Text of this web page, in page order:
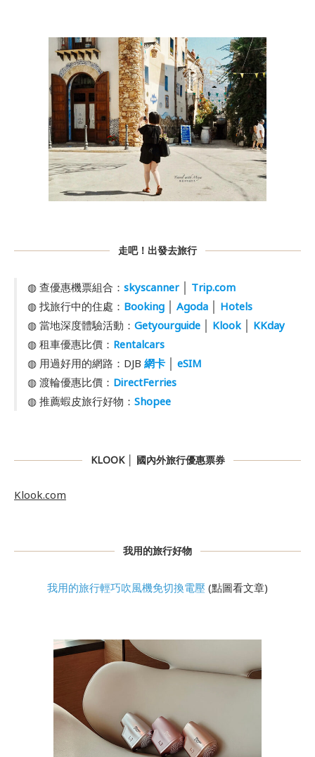
走吧！出發去旅行
◍ 查優惠機票組合： skyscanner│ Trip.com
◍ 找旅行中的住處： Booking│ Agoda│ Hotels
◍ 當地深度體驗活動： Getyourguide│ Klook│ KKday
◍ 租車優惠比價： Rentalcars
◍ 用過好用的網路：DJB 網卡│ eSIM
◍ 渡輪優惠比價： DirectFerries
◍ 推薦蝦皮旅行好物： Shopee
KLOOK │ 國內外旅行優惠票券
Klook.com
我用的旅行好物
我用的旅行輕巧吹風機免切換電壓 (點圖看文章)